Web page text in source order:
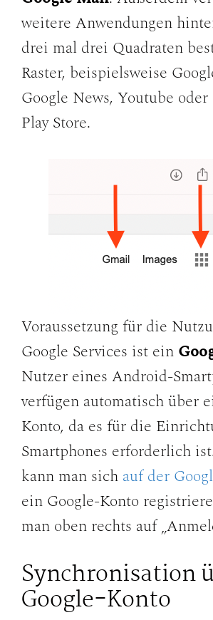
weitere Anwendungen
drei mal drei Quadraten
Raster, beispielsweise
Google News, Youtube
Play Store.
Voraussetzung für die
Google Services ist ein
Nutzer eines Android-
verfügen automatisch über
Konto, da es für die
Smartphones erforderlich
kann man sich auf der
ein Google-Konto
man oben rechts auf
Synchronisation
Google-Konto